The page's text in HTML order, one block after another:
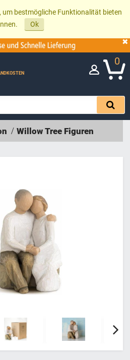
um bestmögliche Funktionalität bieten
Ok
0
Willow Tree Figuren